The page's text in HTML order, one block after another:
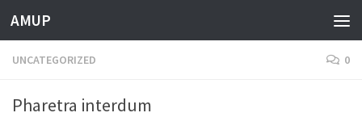
Skip to content
AMUP
UNCATEGORIZED 0
Pharetra interdum